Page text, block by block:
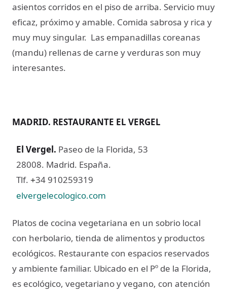
asientos corridos en el piso de arriba. Servicio muy
eficaz, próximo y amable. Comida sabrosa y rica y
muy muy singular. Las empanadillas coreanas
(mandu) rellenas de carne y verduras son muy
interesantes.
MADRID. RESTAURANTE EL VERGEL
El Vergel. Paseo de la Florida, 53
28008. Madrid. España.
Tlf. +34 910259319
elvergelecologico.com
Platos de cocina vegetariana en un sobrio local
con herbolario, tienda de alimentos y productos
ecológicos. Restaurante con espacios reservados
y ambiente familiar. Ubicado en el Pº de la Florida,
es ecológico, vegetariano y vegano, con atención